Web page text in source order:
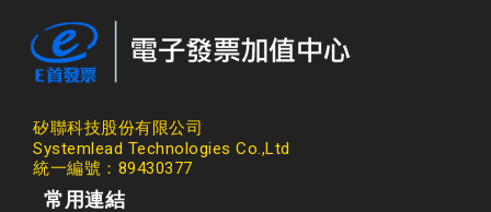
矽聯科技股份有限公司
Systemlead Technologies Co.,Ltd
統一編號：89430377
常用連結